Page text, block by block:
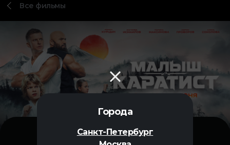
Города
Санкт-Петербург
Все фильмы